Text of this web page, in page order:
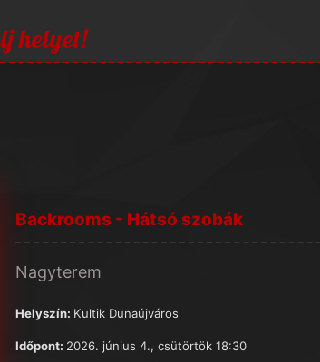
helyet!
Backrooms - Hátsó szobák
Nagyterem
Helyszín: Kultik Dunaújváros
Időpont: 2026. június 4., csütörtök 18:30